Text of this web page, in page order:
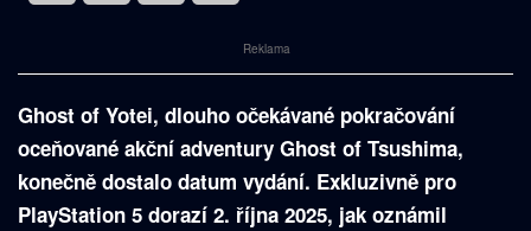
Reklama
Ghost of Yotei, dlouho očekávané pokračování
oceňované akční adventury Ghost of Tsushima,
konečně dostalo datum vydání. Exkluzivně pro
PlayStation 5 dorazí 2. října 2025, jak oznámil